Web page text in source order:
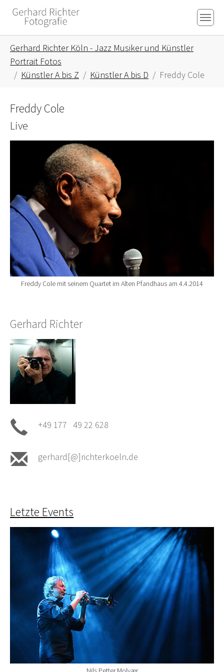
Skip to main content
Skip to page footer
Gerhard Richter Köln - Jazz Musiker und Künstler
Portrait Fotos
Künstler A bis Z
Künstler A bis D Freddy Cole
Freddy Cole
Live
Show larger version for:
Freddy Cole mit seinem Quartet im Alten Pfandhaus am 4.4.2014
Gerhard Richter
+49 177 49 22 628
gerhard[@]richterkoeln.de
Letzte Events